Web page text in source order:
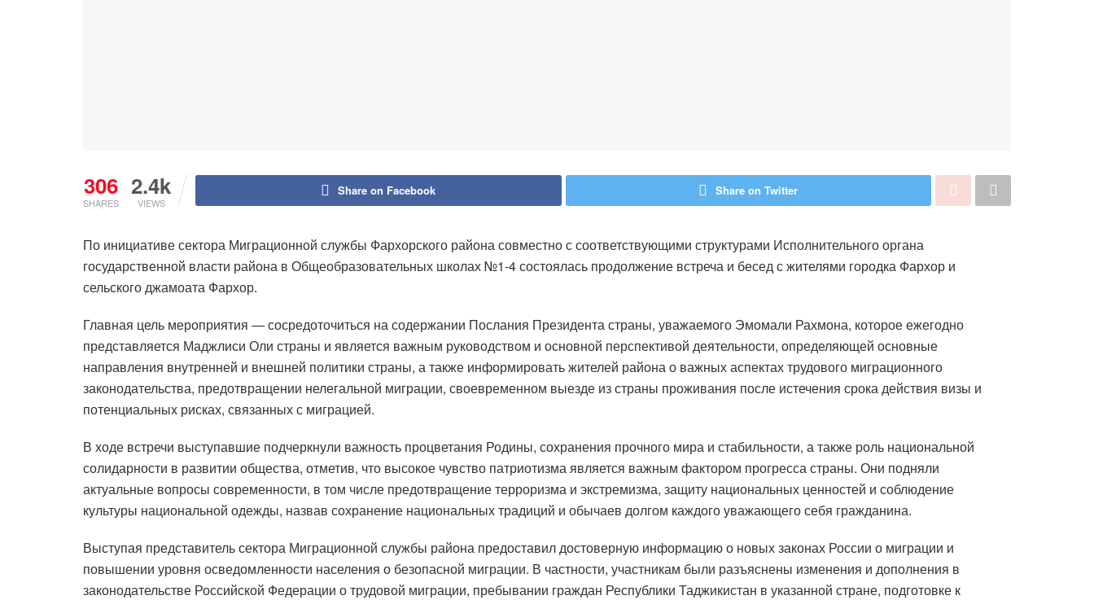
306
SHARES
2.4k
VIEWS
Share on Facebook Share on Twitter
По инициативе сектора Миграционной службы Фархорского района совместно с соответствующими структурами Исполнительного органа
государственной власти района в Общеобразовательных школах №1-4 состоялась продолжение встреча и бесед с жителями городка Фархор и
сельского джамоата Фархор.
Главная цель мероприятия — сосредоточиться на содержании Послания Президента страны, уважаемого Эмомали Рахмона, которое ежегодно
представляется Маджлиси Оли страны и является важным руководством и основной перспективой деятельности, определяющей основные
направления внутренней и внешней политики страны, а также информировать жителей района о важных аспектах трудового миграционного
законодательства, предотвращении нелегальной миграции, своевременном выезде из страны проживания после истечения срока действия визы и
потенциальных рисках, связанных с миграцией.
В ходе встречи выступавшие подчеркнули важность процветания Родины, сохранения прочного мира и стабильности, а также роль национальной
солидарности в развитии общества, отметив, что высокое чувство патриотизма является важным фактором прогресса страны. Они подняли
актуальные вопросы современности, в том числе предотвращение терроризма и экстремизма, защиту национальных ценностей и соблюдение
культуры национальной одежды, назвав сохранение национальных традиций и обычаев долгом каждого уважающего себя гражданина.
Выступая представитель сектора Миграционной службы района предоставил достоверную информацию о новых законах России о миграции и
повышении уровня осведомленности населения о безопасной миграции. В частности, участникам были разъяснены изменения и дополнения в
законодательстве Российской Федерации о трудовой миграции, пребывании граждан Республики Таджикистан в указанной стране, подготовке к